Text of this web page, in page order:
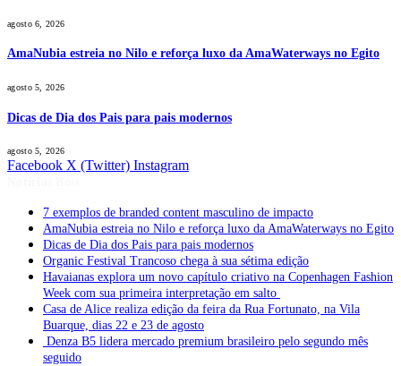
agosto 6, 2026
AmaNubia estreia no Nilo e reforça luxo da AmaWaterways no Egito
agosto 5, 2026
Dicas de Dia dos Pais para pais modernos
agosto 5, 2026
Facebook X (Twitter) Instagram
7 exemplos de branded content masculino de impacto
AmaNubia estreia no Nilo e reforça luxo da AmaWaterways no Egito
Dicas de Dia dos Pais para pais modernos
Organic Festival Trancoso chega à sua sétima edição
Havaianas explora um novo capítulo criativo na Copenhagen Fashion
Week com sua primeira interpretação em salto
Casa de Alice realiza edição da feira da Rua Fortunato, na Vila
Buarque, dias 22 e 23 de agosto
Denza B5 lidera mercado premium brasileiro pelo segundo mês
seguido